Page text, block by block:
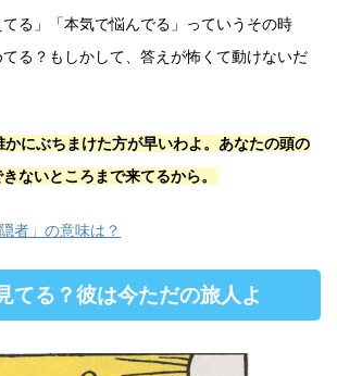
てる」「本気で悩んでる」っていうその時
る？もしかして、答えが怖くて動けないだ
かにぶちまけた方が早いわよ。あなたの頭の
ないところまで来てるから。
者」の意味は？
てる？彼は今ただの旅人よ